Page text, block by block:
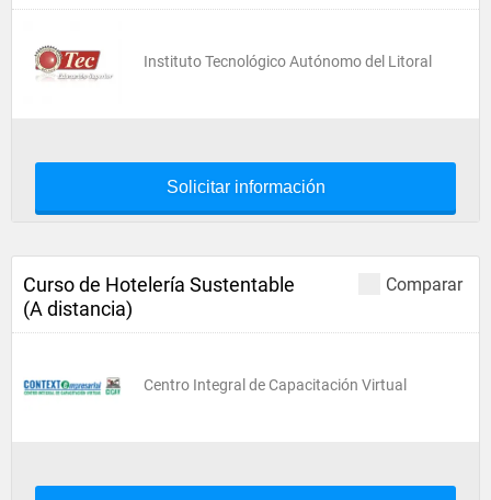
Instituto Tecnológico Autónomo del Litoral
Solicitar información
Comparar
Curso de Hotelería Sustentable
(A distancia)
Centro Integral de Capacitación Virtual